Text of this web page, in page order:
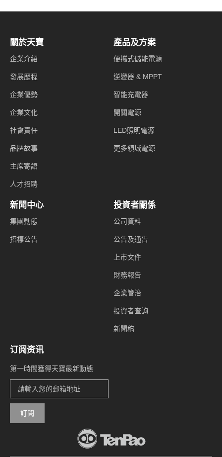
關於天寶
企業介紹
發展歷程
企業優勢
企業文化
社會責任
品牌故事
主席寄語
人才招聘
產品及方案
便攜式儲能電源
逆變器 & MPPT
智能充電器
開關電源
LED照明電源
更多領域電源
新聞中心
集團動態
招標公告
投資者關係
公司資料
公告及通告
上市文件
財務報告
企業管治
投資者查詢
新聞稿
订阅资讯
第一時間獲得天寶最新動態
訂閱